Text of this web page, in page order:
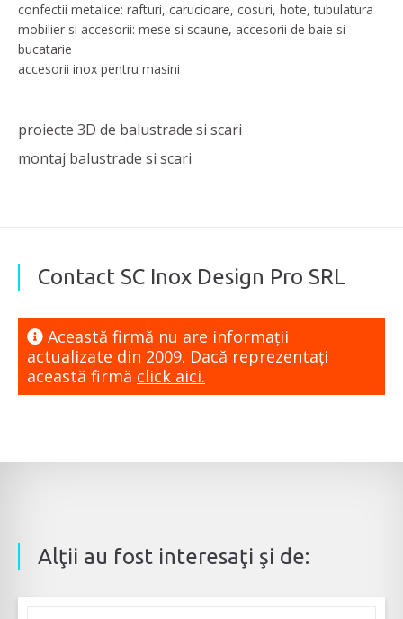
confectii metalice: rafturi, carucioare, cosuri, hote, tubulatura
mobilier si accesorii: mese si scaune, accesorii de baie si
bucatarie
accesorii inox pentru masini
proiecte 3D de balustrade si scari
montaj balustrade si scari
Contact SC Inox Design Pro SRL
Această firmă nu are informaţii
actualizate din 2009. Dacă reprezentaţi
această firmă click aici.
Alţii au fost interesaţi şi de: